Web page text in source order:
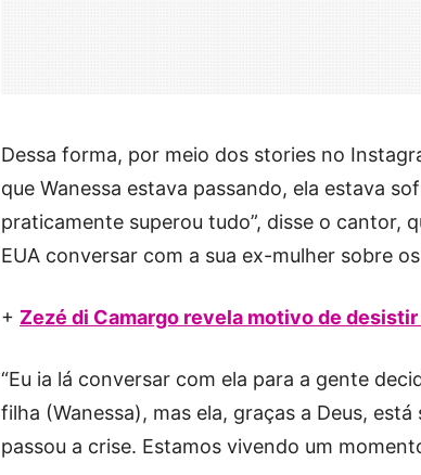
Dessa forma, por meio dos stories no
que Wanessa estava passando, ela estava
praticamente superou tudo”, disse o cantor,
EUA conversar com a sua ex-mulher sobre
+ Zezé di Camargo revela motivo de
“Eu ia lá conversar com ela para a gente
filha (Wanessa), mas ela, graças a Deus,
passou a crise. Estamos vivendo um